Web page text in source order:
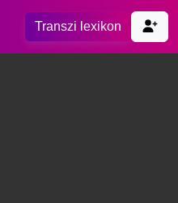
Transzi lexikon